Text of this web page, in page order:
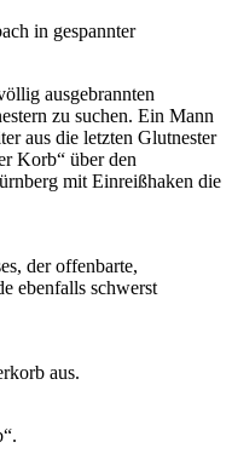
in gespannter
ausgebrannten
zu suchen. Ein Mann
aus die letzten Glutnester
Korb“ über den
mit Einreißhaken die
der offenbarte,
ebenfalls schwerst
aus.